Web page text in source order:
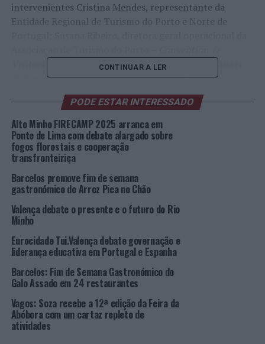
intervenientes Cristina Mendes, representante da
Entidade Regional de Turismo do Porto e Norte de
; Cesáreo Pardal, presidente do Cluster
de Turismo da Galiza; e António José Correia,
coordenador da Rede de Estações Náuticas de Portugal.
Haverá, também, uma mesa redonda com operadores
turísticos que desenvolvem atividades no Alto Minho,
em particular no rio Lima, para partilha de experiências
relacionadas com a construção de produtos turísticos
integrados para a bacia hidrográfica do rio Lima, são
eles: Isabel Sousa, da Explore Iberia
Tobogã; Ricardo Viana, da
Portugal Active
Lopes, daPortugal Green Walks.
A sessão de abertura estará a cargo de Manoel Batista,
presidente do Conselho Intermunicipal da CIM Alto
Minho; e de Augusto Marinho, presidente da Câmara
Municipal de Ponte da Barca.
O programa completo do seminário e o formulário de
inscrição estão disponíveis no site da CIM Alto Minho
CONTINUAR A LER
PODE ESTAR INTERESSADO
Alto Minho FIRECAMP 2025 arranca em
Ponte de Lima com debate alargado sobre
fogos florestais e cooperação
transfronteiriça
Barcelos promove fim de semana
gastronómico do Arroz Pica no Chão
Valença debate o presente e o futuro do Rio
Minho
Eurocidade Tui.Valença debate governação e
liderança educativa em Portugal e Espanha
Barcelos: Fim de Semana Gastronómico do
Galo Assado em 24 restaurantes
Vagos: Soza recebe a 12ª edição da Feira da
Abóbora com um cartaz repleto de
atividades